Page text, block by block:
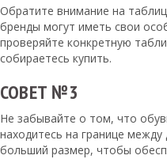
Обратите внимание на
бренды могут иметь свои
проверяйте конкретную
собираетесь купить.
СОВЕТ №3
Не забывайте о том, что
находитесь на границе
больший размер, чтобы